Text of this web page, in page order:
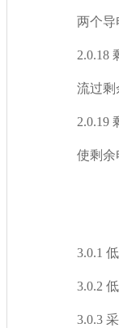
两个导电
2.0.18 剩
流过剩余
2.0.19 剩
使剩余电
3.0.1 低
3.0.2 低压
3.0.3 采